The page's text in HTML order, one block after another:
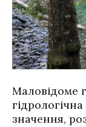
Маловідоме
значення,